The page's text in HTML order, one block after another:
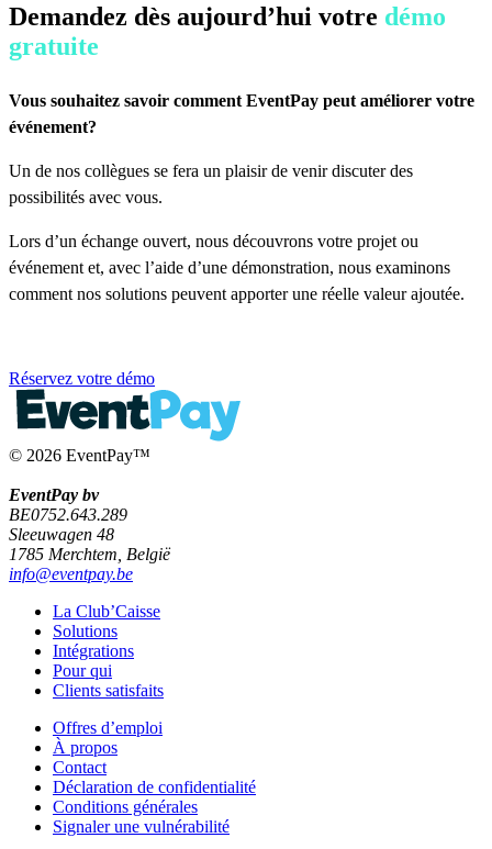
Demandez dès aujourd’hui votre démo
gratuite
Vous souhaitez savoir comment EventPay peut améliorer votre
événement?
Un de nos collègues se fera un plaisir de venir discuter des
possibilités avec vous.
Lors d’un échange ouvert, nous découvrons votre projet ou
événement et, avec l’aide d’une démonstration, nous examinons
comment nos solutions peuvent apporter une réelle valeur ajoutée.
Réservez votre démo
© 2026 EventPay™
EventPay bv
BE0752.643.289
Sleeuwagen 48
1785 Merchtem, België
info@eventpay.be
La Club’Caisse
Solutions
Intégrations
Pour qui
Clients satisfaits
Offres d’emploi
À propos
Contact
Déclaration de confidentialité
Conditions générales
Signaler une vulnérabilité